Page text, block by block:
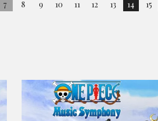
7
8
9
10
11
12
13
14
15